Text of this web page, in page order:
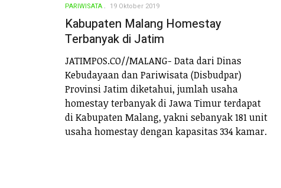
PARIWISATA 19 Oktober 2019
Kabupaten Malang Homestay
Terbanyak di Jatim
JATIMPOS.CO//MALANG- Data dari Dinas
Kebudayaan dan Pariwisata (Disbudpar)
Provinsi Jatim diketahui, jumlah usaha
homestay terbanyak di Jawa Timur terdapat
di Kabupaten Malang, yakni sebanyak 181 unit
usaha homestay dengan kapasitas 334 kamar.